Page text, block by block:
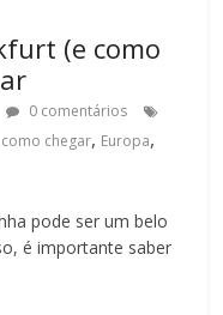
(e como
0 comentários
como chegar, Europa,
pode ser um belo
é importante saber